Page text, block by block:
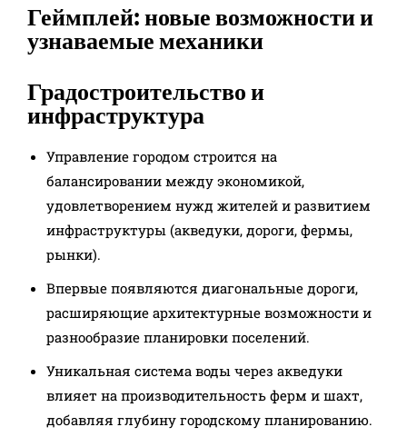
Геймплей: новые возможности и
узнаваемые механики
Градостроительство и
инфраструктура
Управление городом строится на
балансировании между экономикой,
удовлетворением нужд жителей и развитием
инфраструктуры (акведуки, дороги, фермы,
рынки).
Впервые появляются диагональные дороги,
расширяющие архитектурные возможности и
разнообразие планировки поселений.
Уникальная система воды через акведуки
влияет на производительность ферм и шахт,
добавляя глубину городскому планированию.​